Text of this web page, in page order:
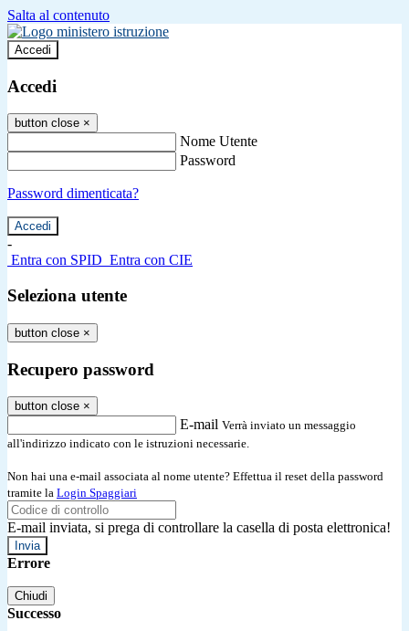
Salta al contenuto
Accedi
Accedi
button close ×
Nome Utente
Password
Password dimenticata?
-
Entra con SPID Entra con CIE
Seleziona utente
button close ×
Recupero password
button close ×
E-mail Verrà inviato un messaggio
all'indirizzo indicato con le istruzioni necessarie.
Non hai una e-mail associata al nome utente? Effettua il reset della password
tramite la Login Spaggiari
E-mail inviata, si prega di controllare la casella di posta elettronica!
Errore
Chiudi
Successo